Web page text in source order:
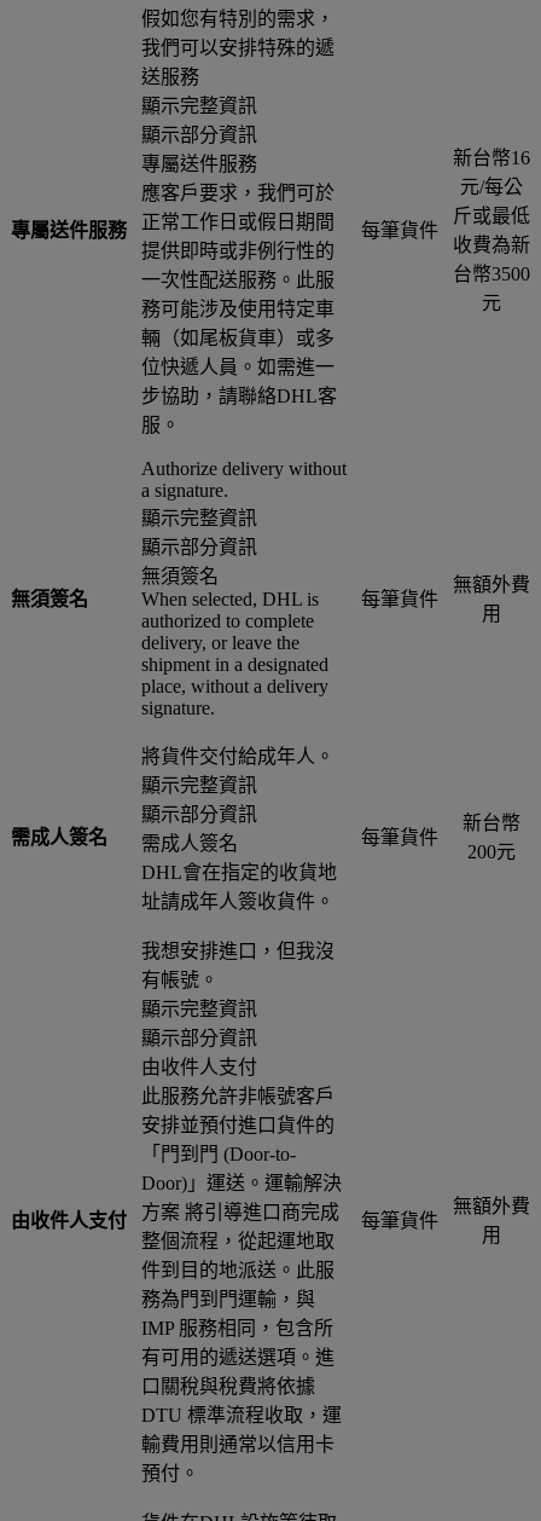
專屬送件服務
假如您有特別的需求，
我們可以安排特殊的遞
送服務
顯示完整資訊
顯示部分資訊
專屬送件服務
應客戶要求，我們可於
正常工作日或假日期間
提供即時或非例行性的
一次性配送服務。此服
務可能涉及使用特定車
輛（如尾板貨車）或多
位快遞人員。如需進一
步協助，請聯絡DHL客
服。
每筆貨件
新台幣16
元/每公
斤或最低
收費為新
台幣3500
元
無須簽名
Authorize delivery without
a signature.
顯示完整資訊
顯示部分資訊
無須簽名
When selected, DHL is
authorized to complete
delivery, or leave the
shipment in a designated
place, without a delivery
signature.
每筆貨件
無額外費
用
需成人簽名
將貨件交付給成年人。
顯示完整資訊
顯示部分資訊
需成人簽名
DHL會在指定的收貨地
址請成年人簽收貨件。
每筆貨件
新台幣
200元
由收件人支付
我想安排進口，但我沒
有帳號。
顯示完整資訊
顯示部分資訊
由收件人支付
此服務允許非帳號客戶
安排並預付進口貨件的
「門到門 (Door-to-
Door)」運送。運輸解決
方案 將引導進口商完成
整個流程，從起運地取
件到目的地派送。此服
務為門到門運輸，與
IMP 服務相同，包含所
有可用的遞送選項。進
口關稅與稅費將依據
DTU 標準流程收取，運
輸費用則通常以信用卡
預付。
每筆貨件
無額外費
用